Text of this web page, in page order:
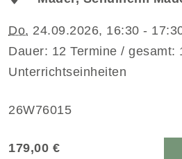
Do. 24.09.2026, 16:30 -
Dauer: 12 Termine / gesamt:
Unterrichtseinheiten
26W76015
179,00 €